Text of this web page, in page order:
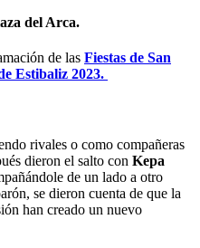
del Arca.
de las Fiestas de San
Estibaliz 2023.
rivales o como compañeras
dieron el salto con Kepa
de un lado a otro
se dieron cuenta de que la
han creado un nuevo